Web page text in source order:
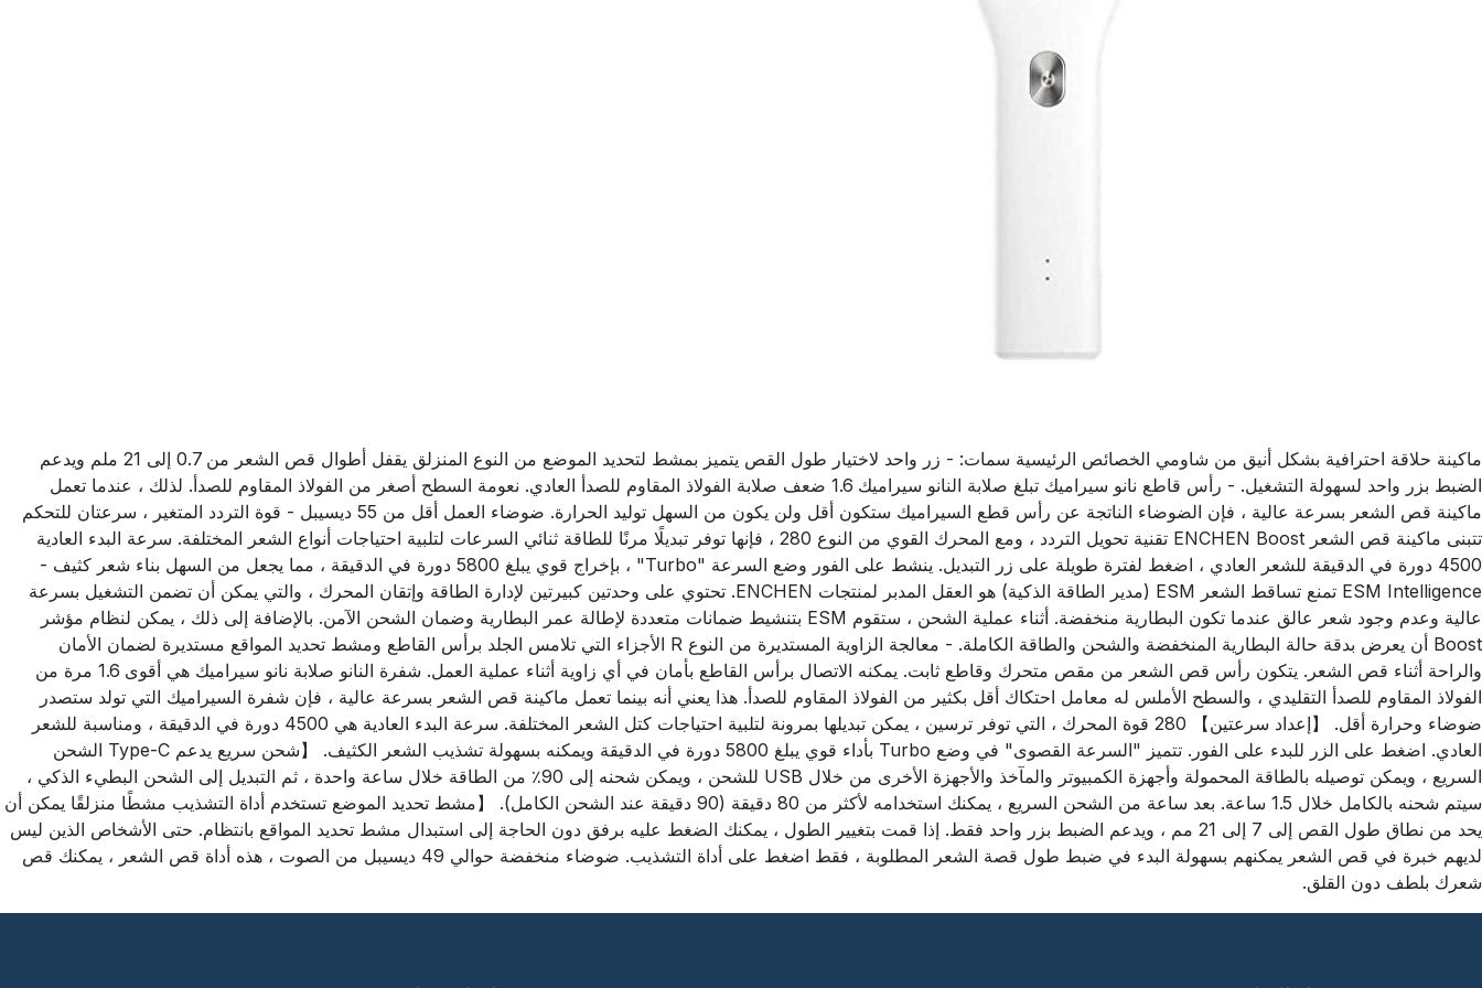
ماكينة حلاقة احترافية بشكل أنيق من شاومي الخصائص الرئيسية سمات: - زر واحد لاختيار طول القص يتميز بمشط لتحديد الموضع من النوع المنزلق يقفل أطوال قص الشعر من 0.7 إلى 21 ملم ويدعم
الضبط بزر واحد لسهولة التشغيل. - رأس قاطع نانو سيراميك تبلغ صلابة النانو سيراميك 1.6 ضعف صلابة الفولاذ المقاوم للصدأ العادي. نعومة السطح أصغر من الفولاذ المقاوم للصدأ. لذلك ، عندما تعمل
ماكينة قص الشعر بسرعة عالية ، فإن الضوضاء الناتجة عن رأس قطع السيراميك ستكون أقل ولن يكون من السهل توليد الحرارة. ضوضاء العمل أقل من 55 ديسيبل - قوة التردد المتغير ، سرعتان للتحكم
تتبنى ماكينة قص الشعر ENCHEN Boost تقنية تحويل التردد ، ومع المحرك القوي من النوع 280 ، فإنها توفر تبديلًا مرنًا للطاقة ثنائي السرعات لتلبية احتياجات أنواع الشعر المختلفة. سرعة البدء العادية
4500 دورة في الدقيقة للشعر العادي ، اضغط لفترة طويلة على زر التبديل. ينشط على الفور وضع السرعة "Turbo" ، بإخراج قوي يبلغ 5800 دورة في الدقيقة ، مما يجعل من السهل بناء شعر كثيف -
ESM Intelligence تمنع تساقط الشعر ESM (مدير الطاقة الذكية) هو العقل المدبر لمنتجات ENCHEN. تحتوي على وحدتين كبيرتين لإدارة الطاقة وإتقان المحرك ، والتي يمكن أن تضمن التشغيل بسرعة
عالية وعدم وجود شعر عالق عندما تكون البطارية منخفضة. أثناء عملية الشحن ، ستقوم ESM بتنشيط ضمانات متعددة لإطالة عمر البطارية وضمان الشحن الآمن. بالإضافة إلى ذلك ، يمكن لنظام مؤشر
Boost أن يعرض بدقة حالة البطارية المنخفضة والشحن والطاقة الكاملة. - معالجة الزاوية المستديرة من النوع R الأجزاء التي تلامس الجلد برأس القاطع ومشط تحديد المواقع مستديرة لضمان الأمان
والراحة أثناء قص الشعر. يتكون رأس قص الشعر من مقص متحرك وقاطع ثابت. يمكنه الاتصال برأس القاطع بأمان في أي زاوية أثناء عملية العمل. شفرة النانو صلابة نانو سيراميك هي أقوى 1.6 مرة من
الفولاذ المقاوم للصدأ التقليدي ، والسطح الأملس له معامل احتكاك أقل بكثير من الفولاذ المقاوم للصدأ. هذا يعني أنه بينما تعمل ماكينة قص الشعر بسرعة عالية ، فإن شفرة السيراميك التي تولد ستصدر
ضوضاء وحرارة أقل. 【إعداد سرعتين】 280 قوة المحرك ، التي توفر ترسين ، يمكن تبديلها بمرونة لتلبية احتياجات كتل الشعر المختلفة. سرعة البدء العادية هي 4500 دورة في الدقيقة ، ومناسبة للشعر
العادي. اضغط على الزر للبدء على الفور. تتميز "السرعة القصوى" في وضع Turbo بأداء قوي يبلغ 5800 دورة في الدقيقة ويمكنه بسهولة تشذيب الشعر الكثيف. 【شحن سريع يدعم Type-C الشحن
السريع ، ويمكن توصيله بالطاقة المحمولة وأجهزة الكمبيوتر والمآخذ والأجهزة الأخرى من خلال USB للشحن ، ويمكن شحنه إلى 90٪ من الطاقة خلال ساعة واحدة ، ثم التبديل إلى الشحن البطيء الذكي ،
سيتم شحنه بالكامل خلال 1.5 ساعة. بعد ساعة من الشحن السريع ، يمكنك استخدامه لأكثر من 80 دقيقة (90 دقيقة عند الشحن الكامل). 【مشط تحديد الموضع تستخدم أداة التشذيب مشطًا منزلقًا يمكن أن
يحد من نطاق طول القص إلى 7 إلى 21 مم ، ويدعم الضبط بزر واحد فقط. إذا قمت بتغيير الطول ، يمكنك الضغط عليه برفق دون الحاجة إلى استبدال مشط تحديد المواقع بانتظام. حتى الأشخاص الذين ليس
لديهم خبرة في قص الشعر يمكنهم بسهولة البدء في ضبط طول قصة الشعر المطلوبة ، فقط اضغط على أداة التشذيب. ضوضاء منخفضة حوالي 49 ديسيبل من الصوت ، هذه أداة قص الشعر ، يمكنك قص
شعرك بلطف دون القلق.